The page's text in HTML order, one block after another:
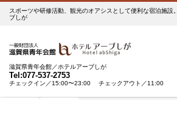
スポーツや研修活動、観光のオアシスとして便利な宿泊施設
ブしが
滋賀県青年会館／ホテルアーブしが
Tel:077-537-2753
チェックイン／15:00〜23:00 チェックアウト／11:00